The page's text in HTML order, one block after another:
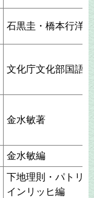
石黒圭・橋本行洋編
文化庁文化部国語
金水敏著
金水敏編
下地理則・パトリ
インリッヒ編